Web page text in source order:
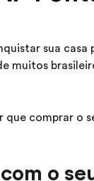
sua
muitos
que comprar o
o